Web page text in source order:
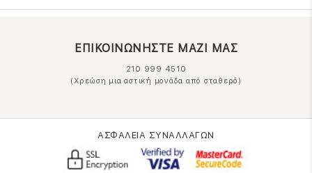
ΕΠΙΚΟΙΝΩΝΗΣΤΕ ΜΑΖΙ ΜΑΣ
210 999 4510
(Χρεώση μια αστική μονάδα από σταθερό)
ΑΣΦΑΛΕΙΑ ΣΥΝΑΛΛΑΓΩΝ